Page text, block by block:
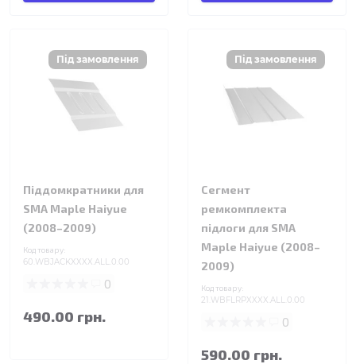
Піддомкратники для
SMA Maple Haiyue
(2008–2009)
Код товару:
60.WBJACKXXXX.ALL.0.00
0
490.00 грн.
Сегмент
ремкомплекта
підлоги для SMA
Maple Haiyue (2008–
2009)
Код товару:
21.WBFLRPXXXX.ALL.0.00
0
590.00 грн.